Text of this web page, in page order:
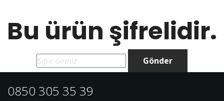
Bu ürün şifrelidir.
Gönder
0850 305 35 39